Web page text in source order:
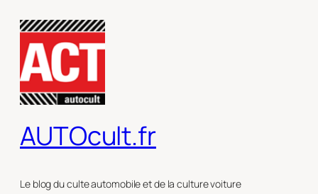
contenu
AUTOcult.fr
Le blog du culte automobile et de la culture voiture